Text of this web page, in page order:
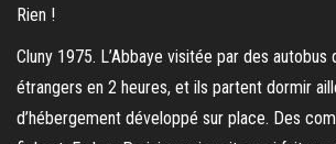
Rien !
Cluny 1975. L’Abbaye visitée par des autobus
étrangers en 2 heures, et ils partent dormir
d’hébergement développé sur place. Des